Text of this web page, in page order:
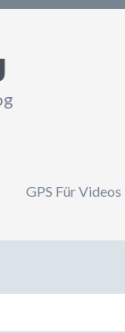
GPS Für Videos